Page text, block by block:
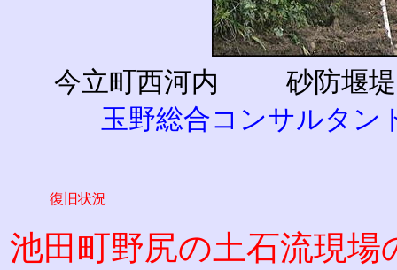
今立町西河内
砂防堰
玉野総合コンサルタン
復旧状況
池田町野尻の土石流現場